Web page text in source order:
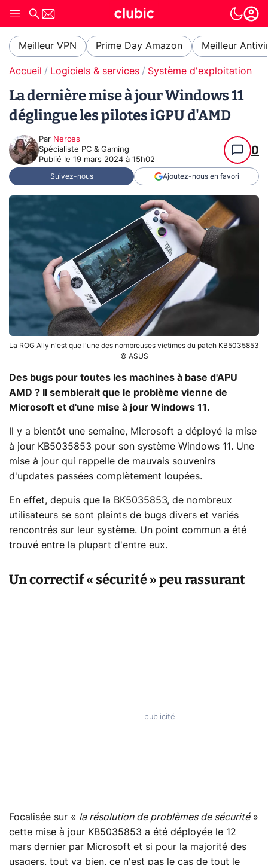
Meilleur VPN Prime Day Amazon Meilleur
Accueil Logiciels & services Système d'exploitation
La dernière mise à jour Windows 11
déglingue les pilotes iGPU d'AMD
Par Nerces
Spécialiste PC & Gaming
Publié le 19 mars 2024 à 15h02
0
Suivez-nous Ajoutez-nous en favori
La ROG Ally n'est que l'une des nombreuses victimes du patch KB5035853
© ASUS
Des bugs pour toutes les machines à base d'APU
AMD ? Il semblerait que le problème vienne de
Microsoft et d'une mise à jour Windows 11.
Il y a bientôt une semaine, Microsoft a déployé la mise
à jour KB5035853 pour son système Windows 11. Une
mise à jour qui rappelle de mauvais souvenirs
d'updates passées complètement loupées.
En effet, depuis que la BK5035853, de nombreux
utilisateurs se sont plaints de bugs divers et variés
rencontrés sur leur système. Un point commun a été
trouvé entre la plupart d'entre eux.
Un correctif « sécurité » peu rassurant
Focalisée sur « la résolution de problèmes de sécurité»
cette mise à jour KB5035853 a été déployée le 12
mars dernier par Microsoft et si pour la majorité des
usagers, tout va bien, ce n'est pas le cas de tout le